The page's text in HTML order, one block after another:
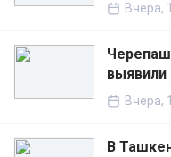
Вчера,
выявили
Вчера,
В